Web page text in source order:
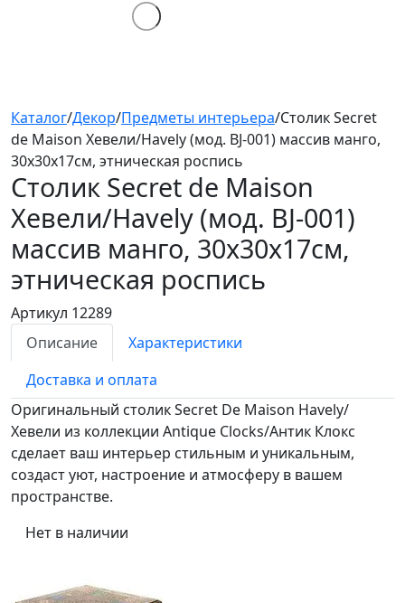
Каталог/Декор/Предметы интерьера/Столик Secret
de Maison Хевели/Havely (мод. BJ-001) массив манго,
30х30х17см, этническая роспись
Столик Secret de Maison
Хевели/Havely (мод. BJ-001)
массив манго, 30х30х17см,
этническая роспись
Артикул 12289
Описание
Характеристики
Доставка и оплата
Оригинальный столик Secret De Maison Havely/
Хевели из коллекции Antique Clocks/Антик Клокс
сделает ваш интерьер стильным и уникальным,
создаст уют, настроение и атмосферу в вашем
пространстве.
Нет в наличии